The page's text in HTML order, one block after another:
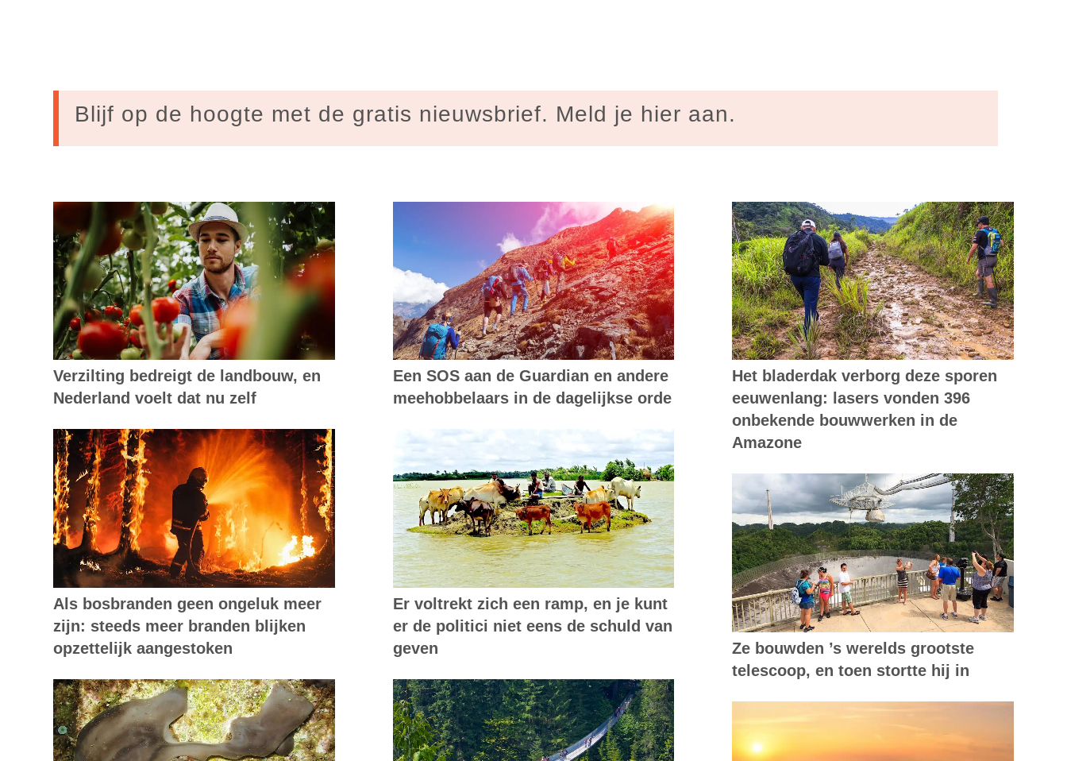
Blijf op de hoogte met de gratis nieuwsbrief. Meld je hier aan.
Verzilting bedreigt de landbouw, en
Nederland voelt dat nu zelf
Als bosbranden geen ongeluk meer
zijn: steeds meer branden blijken
opzettelijk aangestoken
Een SOS aan de Guardian en andere
meehobbelaars in de dagelijkse orde
Er voltrekt zich een ramp, en je kunt
er de politici niet eens de schuld van
geven
Het bladerdak verborg deze sporen
eeuwenlang: lasers vonden 396
onbekende bouwwerken in de
Amazone
Ze bouwden ’s werelds grootste
telescoop, en toen stortte hij in